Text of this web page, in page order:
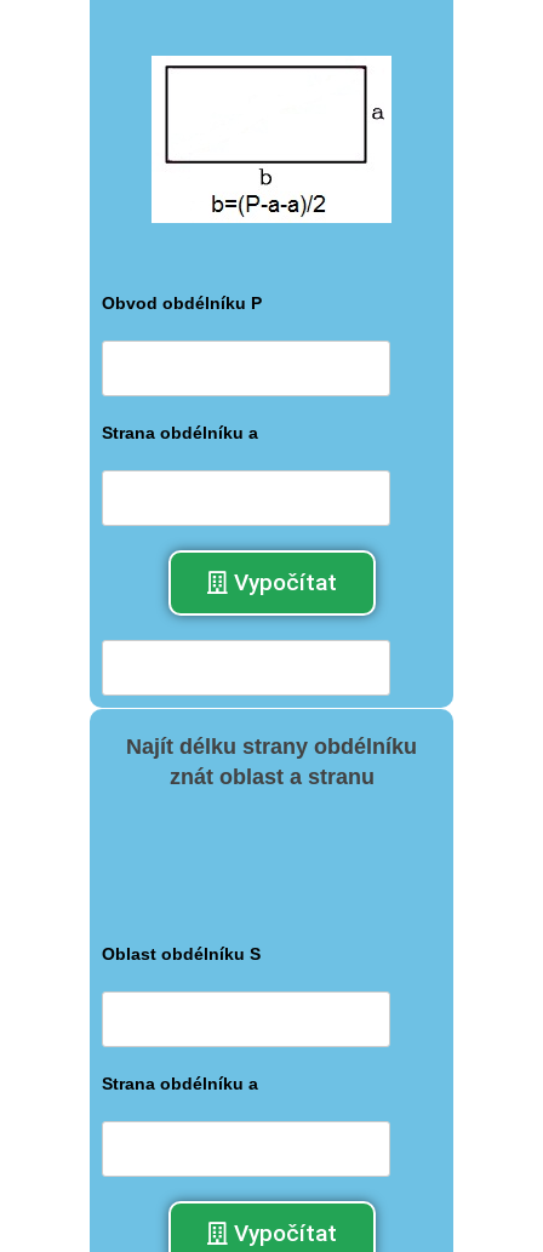
Obvod obdélníku P
Strana obdélníku a
Vypočítat
Najít délku strany obdélníku
znát oblast a stranu
Oblast obdélníku S
Strana obdélníku a
Vypočítat